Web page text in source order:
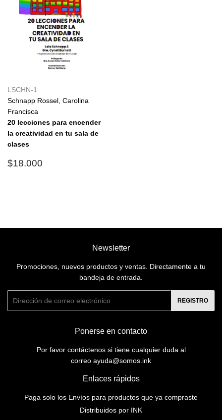
LSCHN-1
Schnapp Rossel, Carolina
Francisca
20 lecciones para encender
la creatividad en tu sala de
clases
Precio
$18.000
Newsletter
Promociones, nuevos productos y ventas. Directamente a tu
bandeja de entrada.
REGISTRO
Ponerse en contacto
Por favor contáctenos si tiene cualquier duda al
correo ayuda@somos.ink
Enlaces rápidos
Paga solo los Envíos para productos que ya compraste
Distribuidos por INK